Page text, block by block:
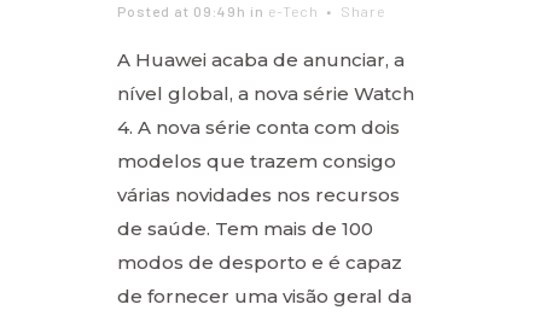
Posted at 09:49h in e-Tech Share
A Huawei acaba de anunciar, a
nível global, a nova série Watch
4. A nova série conta com dois
modelos que trazem consigo
várias novidades nos recursos
de saúde. Tem mais de 100
modos de desporto e é capaz
de fornecer uma visão geral da